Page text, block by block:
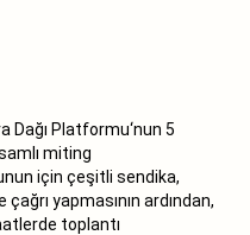
Dağı Platformu‘nun 5
miting
için çeşitli sendika,
yapmasının ardından,
toplantı